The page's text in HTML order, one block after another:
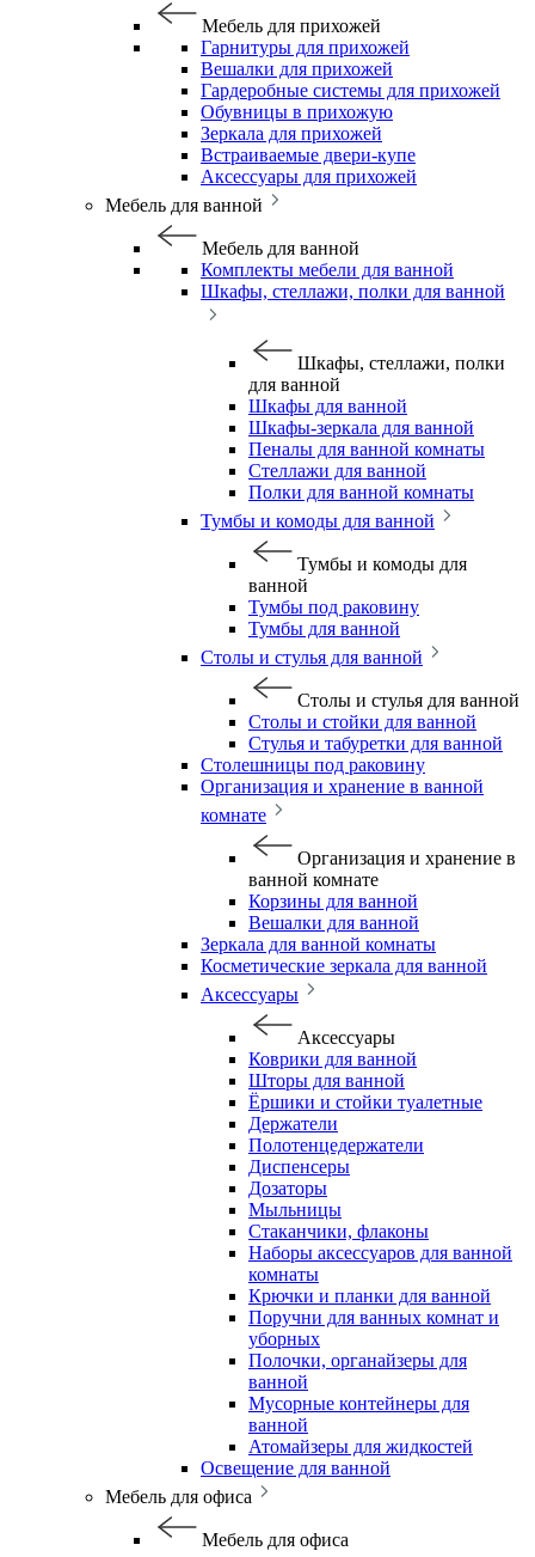
Мебель для прихожей
Гарнитуры для прихожей
Вешалки для прихожей
Гардеробные системы для прихожей
Обувницы в прихожую
Зеркала для прихожей
Встраиваемые двери-купе
Аксессуары для прихожей
Мебель для ванной
Мебель для ванной
Комплекты мебели для ванной
Шкафы, стеллажи, полки для ванной
Шкафы, стеллажи, полки
для ванной
Шкафы для ванной
Шкафы-зеркала для ванной
Пеналы для ванной комнаты
Стеллажи для ванной
Полки для ванной комнаты
Тумбы и комоды для ванной
Тумбы и комоды для
ванной
Тумбы под раковину
Тумбы для ванной
Столы и стулья для ванной
Столы и стулья для ванной
Столы и стойки для ванной
Стулья и табуретки для ванной
Столешницы под раковину
Организация и хранение в ванной
комнате
Организация и хранение в
ванной комнате
Корзины для ванной
Вешалки для ванной
Зеркала для ванной комнаты
Косметические зеркала для ванной
Аксессуары
Аксессуары
Коврики для ванной
Шторы для ванной
Ёршики и стойки туалетные
Держатели
Полотенцедержатели
Диспенсеры
Дозаторы
Мыльницы
Стаканчики, флаконы
Наборы аксессуаров для ванной
комнаты
Крючки и планки для ванной
Поручни для ванных комнат и
уборных
Полочки, органайзеры для
ванной
Мусорные контейнеры для
ванной
Атомайзеры для жидкостей
Освещение для ванной
Мебель для офиса
Мебель для офиса